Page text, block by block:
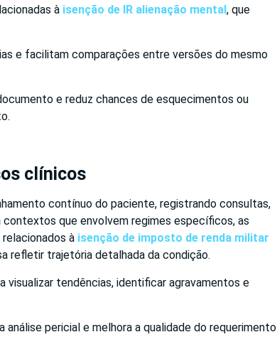
à isenção de IR alienação mental, que
e facilitam comparações entre versões do mesmo
e reduz chances de esquecimentos ou
clínicos
contínuo do paciente, registrando consultas,
que envolvem regimes específicos, as
à isenção de imposto de renda militar
refletir trajetória detalhada da condição.
visualizar tendências, identificar agravamentos e
pericial e melhora a qualidade do requerimento